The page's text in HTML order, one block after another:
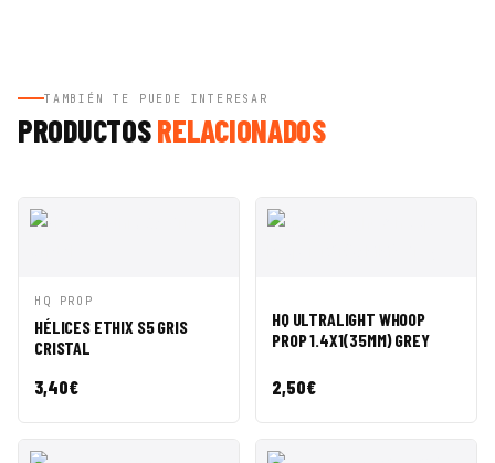
TAMBIÉN TE PUEDE INTERESAR
PRODUCTOSRELACIONADOS
VISTA
RÁPIDA
CESTA
HQ PROP
HÉLICES ETHIX S5 GRIS
CRISTAL
3,40€
RÁPIDA
CESTA
HQ ULTRALIGHT WHOOP
PROP 1.4X1(35MM) GREY
2,50€